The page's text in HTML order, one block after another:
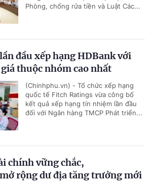
Phòng, chống rửa tiền và Luật Các...
đầu xếp hạng HDBank với
thuộc nhóm cao nhất
(Chinhphu.vn) - Tổ chức xếp hạng
quốc tế Fitch Ratings vừa công bố
kết quả xếp hạng tín nhiệm lần đầu
đối với Ngân hàng TMCP Phát triển...
chính vững chắc,
rộng dư địa tăng trưởng mới